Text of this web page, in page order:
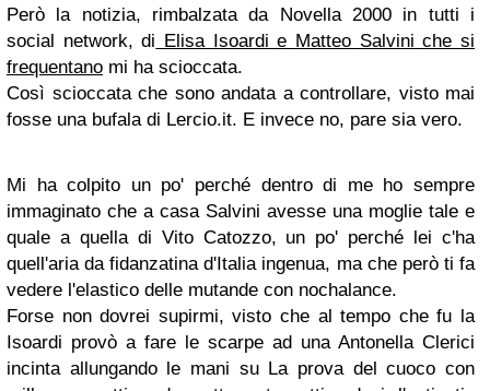
Però la notizia, rimbalzata da Novella 2000 in tutti i
social network, di Elisa Isoardi e Matteo Salvini che si
frequentano mi ha scioccata.
Così scioccata che sono andata a controllare, visto mai
fosse una bufala di Lercio.it. E invece no, pare sia vero.
Mi ha colpito un po' perché dentro di me ho sempre
immaginato che a casa Salvini avesse una moglie tale e
quale a quella di Vito Catozzo, un po' perché lei c'ha
quell'aria da fidanzatina d'Italia ingenua, ma che però ti fa
vedere l'elastico delle mutande con nochalance.
Forse non dovrei supirmi, visto che al tempo che fu la
Isoardi provò a fare le scarpe ad una Antonella Clerici
incinta allungando le mani su La prova del cuoco con